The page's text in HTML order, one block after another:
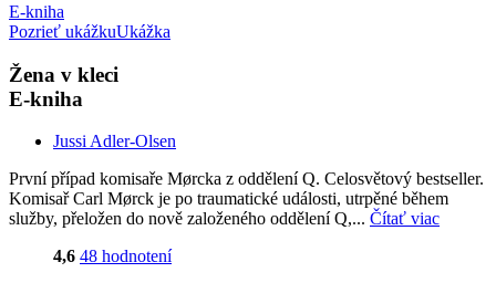
E-kniha
Pozrieť ukážkuUkážka
Žena v kleci
E-kniha
Jussi Adler-Olsen
První případ komisaře Mørcka z oddělení Q. Celosvětový bestseller.
Komisař Carl Mørck je po traumatické události, utrpěné během
služby, přeložen do nově založeného oddělení Q,... Čítať viac
4,6 48 hodnotení